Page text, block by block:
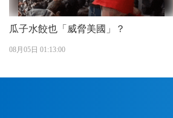
瓜子水餃也「威脅美國」？
08月05日 01:13:00